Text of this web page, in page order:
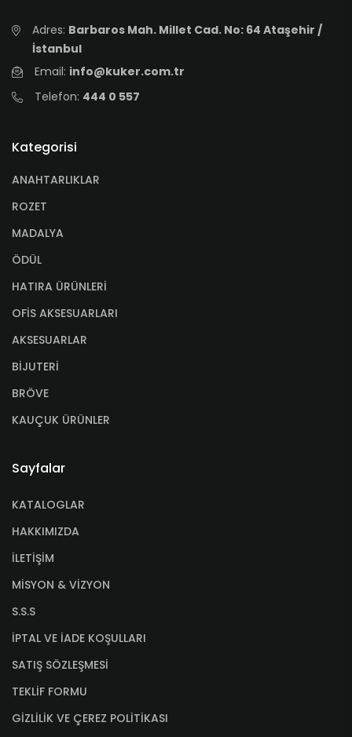
Adres: Barbaros Mah. Millet Cad. No: 64 Ataşehir /
İstanbul
Email: info@kuker.com.tr
Telefon: 444 0 557
Kategorisi
ANAHTARLIKLAR
ROZET
MADALYA
ÖDÜL
HATIRA ÜRÜNLERİ
OFİS AKSESUARLARI
AKSESUARLAR
BİJUTERİ
BRÖVE
KAUÇUK ÜRÜNLER
Sayfalar
KATALOGLAR
HAKKIMIZDA
İLETİŞİM
MİSYON & VİZYON
S.S.S
İPTAL VE İADE KOŞULLARI
SATIŞ SÖZLEŞMESİ
TEKLİF FORMU
GİZLİLİK VE ÇEREZ POLİTİKASI